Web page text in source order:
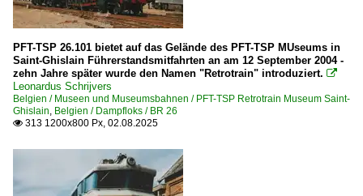
PFT-TSP 26.101 bietet auf das Gelände des PFT-TSP MUseums in
Saint-Ghislain Führerstandsmitfahrten an am 12 September 2004 -
zehn Jahre später wurde den Namen "Retrotrain" introduziert. 
Leonardus Schrijvers
Belgien / Museen und Museumsbahnen / PFT-TSP Retrotrain Museum Saint-
Ghislain, Belgien / Dampfloks / BR 26
 313 1200x800 Px, 02.08.2025